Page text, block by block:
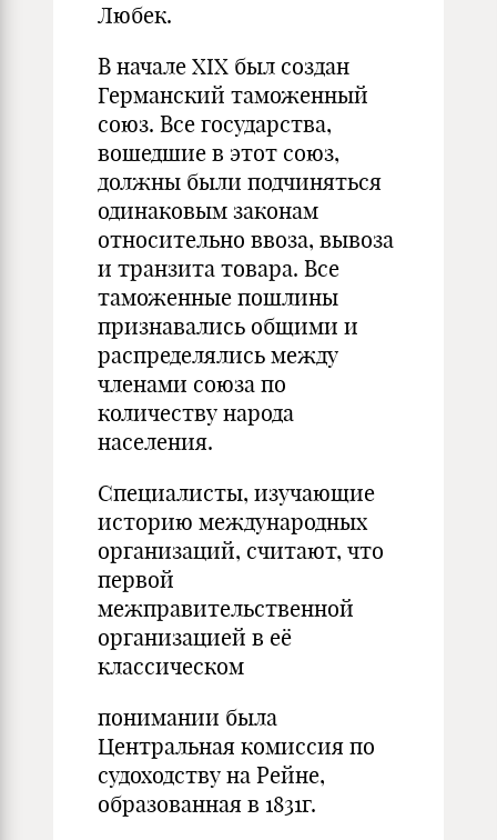
Любек.
В начале XIX был создан
Германский таможенный
союз. Все государства,
вошедшие в этот союз,
должны были подчиняться
одинаковым законам
относительно ввоза, вывоза
и транзита товара. Все
таможенные пошлины
признавались общими и
распределялись между
членами союза по
количеству народа
населения.
Специалисты, изучающие
историю международных
организаций, считают, что
первой
межправительственной
организацией в её
классическом
понимании была
Центральная комиссия по
судоходству на Рейне,
образованная в 1831г.